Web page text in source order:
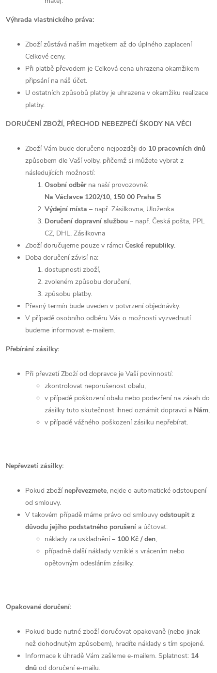
Výhrada vlastnického práva:
Zboží zůstává naším majetkem až do úplného zaplacení
Celkové ceny.
Při platbě převodem je Celková cena uhrazena okamžikem
připsání na náš účet.
U ostatních způsobů platby je uhrazena v okamžiku realizace
platby.
DORUČENÍ ZBOŽÍ, PŘECHOD NEBEZPEČÍ ŠKODY NA VĚCI
Zboží Vám bude doručeno nejpozději do 10 pracovních dnů
způsobem dle Vaší volby, přičemž si můžete vybrat z
následujících možností:
Osobní odběrna naší provozovně:
Na Václavce 1202/10, 150 00 Praha 5
Výdejní místa – např. Zásilkovna, Uloženka
Doručení dopravní službou – např. Česká pošta, PPL
CZ, DHL, Zásilkovna
Zboží doručujeme pouze v rámci České republiky.
Doba doručení závisí na:
dostupnosti zboží,
zvoleném způsobu doručení,
způsobu platby.
Přesný termín bude uveden v potvrzení objednávky.
V případě osobního odběru Vás o možnosti vyzvednutí
budeme informovat e-mailem.
Přebírání zásilky:
Při převzetí Zboží od dopravce je Vaší povinností:
zkontrolovat neporušenost obalu,
v případě poškození obalu nebo podezření na zásah do
zásilky tuto skutečnost ihned oznámit dopravci a Nám,
v případě vážného poškození zásilku nepřebírat.
Nepřevzetí zásilky:
Pokud zboží nepřevezmete, nejde o automatické odstoupení
od smlouvy.
V takovém případě máme právo od smlouvy odstoupit z
důvodu jejího podstatného porušení a účtovat:
náklady za uskladnění – 100 Kč / den,
případně další náklady vzniklé s vrácením nebo
opětovným odesláním zásilky.
Opakované doručení:
Pokud bude nutné zboží doručovat opakovaně (nebo jinak
než dohodnutým způsobem), hradíte náklady s tím spojené.
Informace k úhradě Vám zašleme e-mailem. Splatnost: 14
dnů od doručení e-mailu.